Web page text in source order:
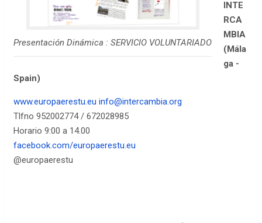
Presentación Dinámica : SERVICIO VOLUNTARIADO
INTE
RCA
MBIA
(Mála
ga -
Spain)
www.europaerestu.eu info@intercambia.org
Tlfno 952002774 / 672028985
Horario 9:00 a 14.00
facebook.com/europaerestu.eu
@europaerestu